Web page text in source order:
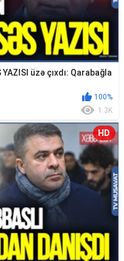
üzə çıxdı: Qarabağla
100%
1.3K
HD